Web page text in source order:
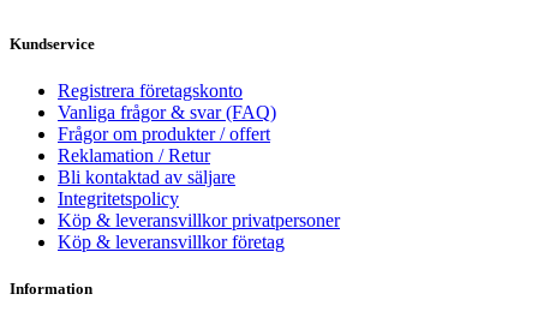
Kundservice
Registrera företagskonto
Vanliga frågor & svar (FAQ)
Frågor om produkter / offert
Reklamation / Retur
Bli kontaktad av säljare
Integritetspolicy
Köp & leveransvillkor privatpersoner
Köp & leveransvillkor företag
Information